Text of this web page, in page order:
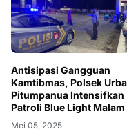
Antisipasi Gangguan
Kamtibmas, Polsek
Pitumpanua Intensifkan
Patroli Blue Light Malam
Mei 05, 2025